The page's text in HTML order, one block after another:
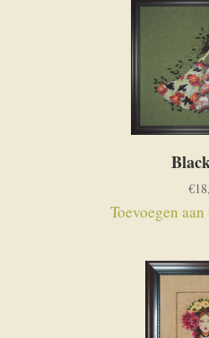
€
Toevoegen